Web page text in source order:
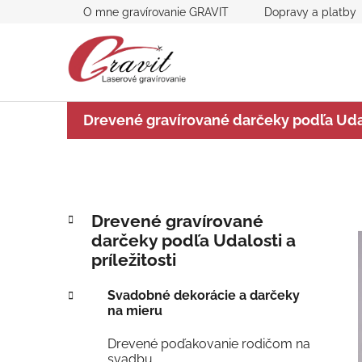
O mne gravírovanie GRAVIT Dopravy a platby
Drevené gravírované darčeky podľa
B
ý
kategórie
K
a
ó
Drevené gravírované
darčeky podľa Udalosti a
príležitosti
Svadobné dekorácie a darčeky
na mieru
Drevené poďakovanie rodičom na